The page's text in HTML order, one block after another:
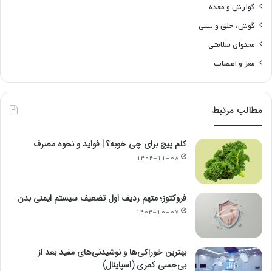
گوارش و معده
گوش، حلق و بینی
محتوای سلامتی
مغز و اعصاب
مطالب مرتبط
کلم پیچ برای چی خوبه؟ | فواید و نحوه مصرف
۱۴۰۴-۱۱-۰۸
فروکتوز؛ متهم ردیف اول تضعیف سیستم ایمنی بدن
۱۴۰۴-۱۰-۰۷
بهترین خوراکی‌ها و نوشیدنی‌های مفید بعد از
بی‌حسی کمری (اسپاینال)